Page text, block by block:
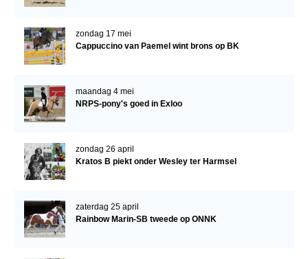
zondag 17 mei
Cappuccino van Paemel wint brons op BK
maandag 4 mei
NRPS-pony's goed in Exloo
zondag 26 april
Kratos B piekt onder Wesley ter Harmsel
zaterdag 25 april
Rainbow Marin-SB tweede op ONNK